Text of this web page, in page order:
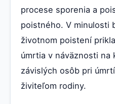
procese sporenia a
poistného. V minulosti
životnom poistení
úmrtia v náväznosti
závislých osôb pri
živiteľom rodiny.